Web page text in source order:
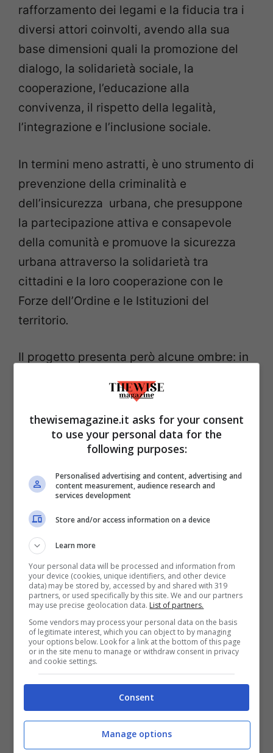
rafforzamento dei legami e la fiducia tra i
diversi attori coinvolti, avendo alla sua
base dimensioni quali la promozione del
dialogo, la solidarietà sociale, la
cooperazione, l’educazione alla
convivenza, il rispetto della legalità,
l’integrazione e l’inclusione sociale.
In termini meno astratti, è uno strumento di
prevenzione della criminalità e
dell’insicurezza urbana, che presuppone
la partecipazione attiva e consapevole
della comunità e promuove la sicurezza
urbana attraverso la solidarietà tra
cittadini e la loro cooperazione con le
Forze dell’Ordine e le Istituzioni del
territorio.
Il progetto presenta però alcune ombre: in
può essere violata con segnalazioni non
corrette o inutili allarmismi, e in secondo
luogo, ma non da meno, il problema
dell’inserimento nelle chat di persone
malintenzionate, che possono fungere da
“palo” per attività illecite. Soprattutto la
prima problematica spinge molti a non
ansie inutili e infondate o di essere
additate come investigatori privati.
Si ritiene che i nodi problematici citati
possano nel tempo essere superati, a
patto che vengano utilizzati strumenti
pensatiad hoc
proposti come necessari la promozione di
campagne sistematiche di
sensibilizzazione e di informazione per
rendere i cittadini più fiduciosi nei
thewisemagazine.it asks for your consent
to use your personal data for the
following purposes:
Personalised advertising and content, advertising and
content measurement, audience research and
services development
Store and/or access information on a device
Learn more
Your personal data will be processed and information from
your device (cookies, unique identifiers, and other device
data) may be stored by, accessed by and shared with 319
partners, or used specifically by this site. We and our partners
may use precise geolocation data. List of partners.
Some vendors may process your personal data on the basis
of legitimate interest, which you can object to by managing
your options below. Look for a link at the bottom of this page
or in the site menu to manage or withdraw consent in privacy
and cookie settings.
Consent
Manage options